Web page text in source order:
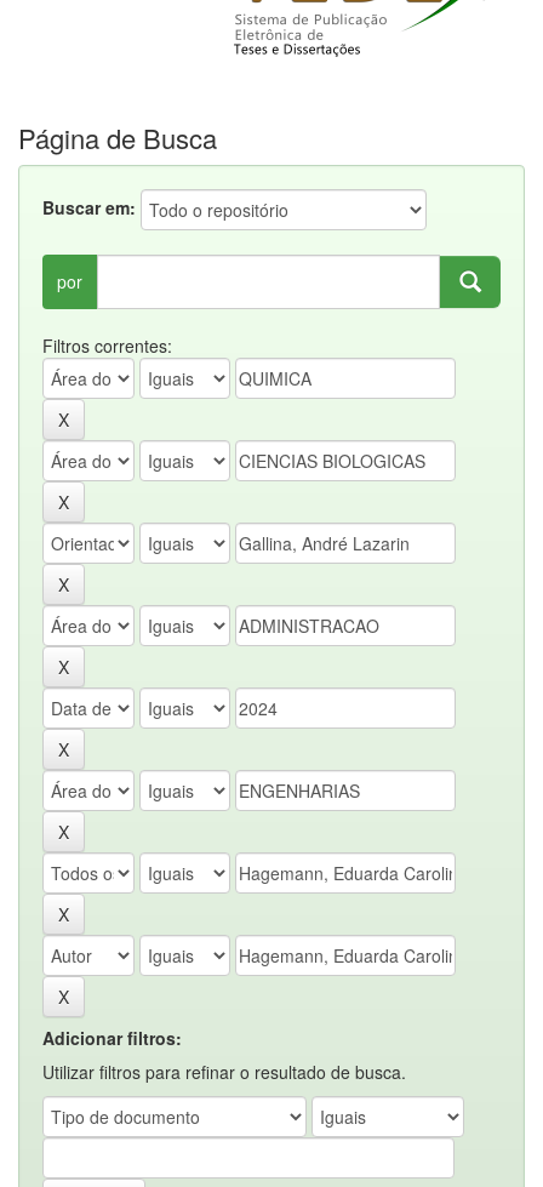
Página de Busca
Buscar em:
por
Filtros correntes:
Adicionar filtros:
Utilizar filtros para refinar o resultado de busca.